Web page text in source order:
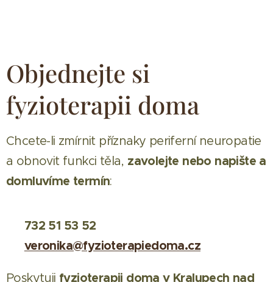
Objednejte si
fyzioterapii doma
Chcete-li zmírnit příznaky periferní neuropatie
a obnovit funkci těla, zavolejte nebo napište a
domluvíme termín:
732 51 53 52
veronika@fyzioterapiedoma.cz
Poskytuji fyzioterapii doma v Kralupech nad